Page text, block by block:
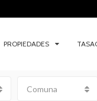
PROPIEDADES
Comuna